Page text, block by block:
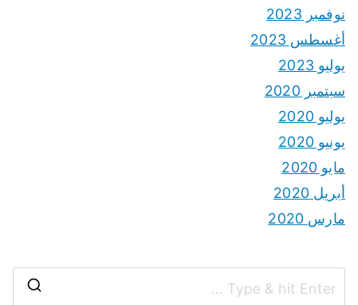
نوفمبر 2023
أغسطس 2023
يوليو 2023
سبتمبر 2020
يوليو 2020
يونيو 2020
مايو 2020
أبريل 2020
مارس 2020